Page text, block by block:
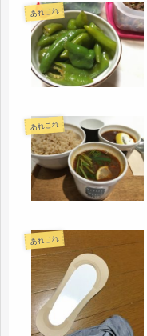
あれこれ
あれこれ
あれこれ